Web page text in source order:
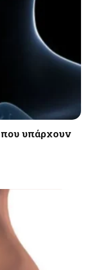
που υπάρχουν